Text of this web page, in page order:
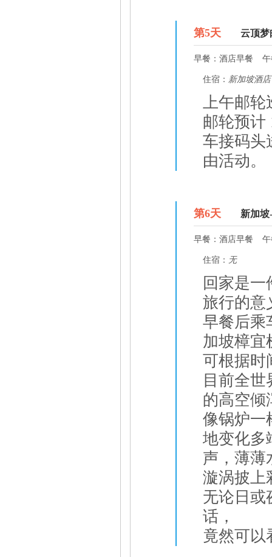
第5天 云顶梦
早餐： 酒店早餐
住宿： 新加坡酒店
上午邮轮
邮轮预计
车接码头
由活动。
第6天 新加坡
早餐： 酒店早餐
住宿： 无
回家是
旅行的意
早餐后乘
加坡樟宜
可根据时
目前全
的高空倾
像锅炉一
地变化多
声，薄薄
漩涡披上
无论日或
话，
竟然可以